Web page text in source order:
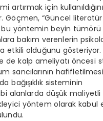
artırmak için kullanıldığını
Göçmen, “Güncel
bu yöntemin beyin tümörü
bakım verenlerin
etkili olduğunu gösteriyor.
de kalp ameliyatı öncesi
sancılarının
bağışıklık sisteminin
alanlarda düşük maliyetli
yöntem olarak kabul